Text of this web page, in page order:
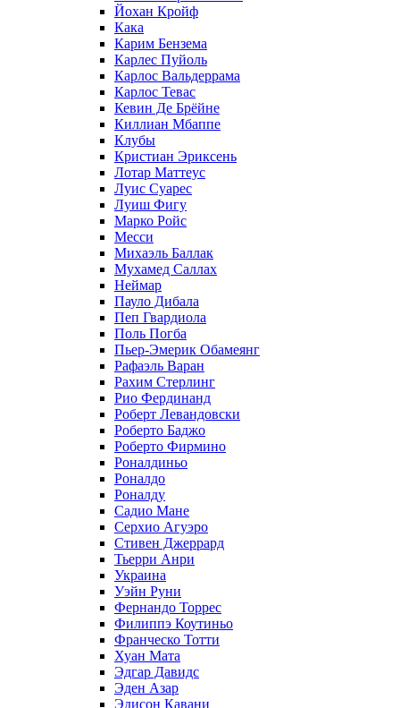
Йохан Кройф
Кака
Карим Бензема
Карлес Пуйоль
Карлос Вальдеррама
Карлос Тевас
Кевин Де Брёйне
Киллиан Мбаппе
Клубы
Кристиан Эриксень
Лотар Маттеус
Луис Суарес
Луиш Фигу
Марко Ройс
Месси
Михаэль Баллак
Мухамед Саллах
Неймар
Пауло Дибала
Пеп Гвардиола
Поль Погба
Пьер-Эмерик Обамеянг
Рафаэль Варан
Рахим Стерлинг
Рио Фердинанд
Роберт Левандовски
Роберто Баджо
Роберто Фирмино
Роналдиньо
Роналдо
Роналду
Садио Мане
Серхио Агуэро
Стивен Джеррард
Тьерри Анри
Украина
Уэйн Руни
Фернандо Торрес
Филиппэ Коутиньо
Франческо Тотти
Хуан Мата
Эдгар Давидс
Эден Азар
Эдисон Кавани